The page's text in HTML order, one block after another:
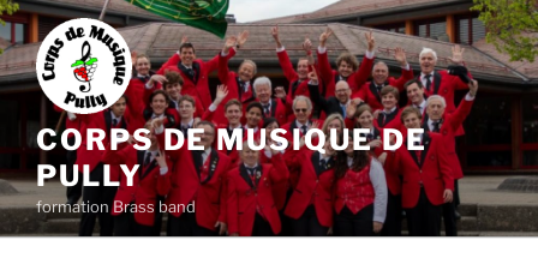
Aller
au
contenu
principal
CORPS DE MUSIQUE DE
PULLY
formation Brass band